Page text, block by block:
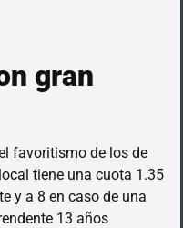
gran
favoritismo de los de
tiene una cuota 1.35
y a 8 en caso de una
13 años